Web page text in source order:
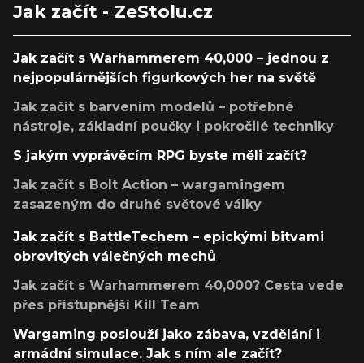
Jak začít - ZeStolu.cz
Jak začít s Warhammerem 40,000 – jednou z
nejpopulárnějších figurkových her na světě
Jak začít s barvením modelů – potřebné
nástroje, základní poučky i pokročilé techniky
S jakým vyprávěcím RPG byste měli začít?
Jak začít s Bolt Action – wargamingem
zasazeným do druhé světové války
Jak začít s BattleTechem – epickými bitvami
obrovitých válečných mechů
Jak začít s Warhammerem 40,000? Cesta vede
přes přístupnější Kill Team
Wargaming poslouží jako zábava, vzdělání i
armádní simulace. Jak s ním ale začít?